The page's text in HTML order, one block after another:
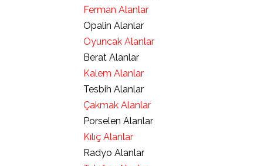
Ferman Alanlar
Opalin Alanlar
Oyuncak Alanlar
Berat Alanlar
Kalem Alanlar
Tesbih Alanlar
Çakmak Alanlar
Porselen Alanlar
Kılıç Alanlar
Radyo Alanlar